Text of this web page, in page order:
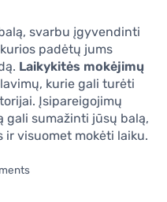
svarbu įgyvendinti
padėtų jums
Laikykitės mokėjimų
kurie gali turėti
Įsipareigojimų
gali sumažinti jūsų balą,
visuomet mokėti laiku.